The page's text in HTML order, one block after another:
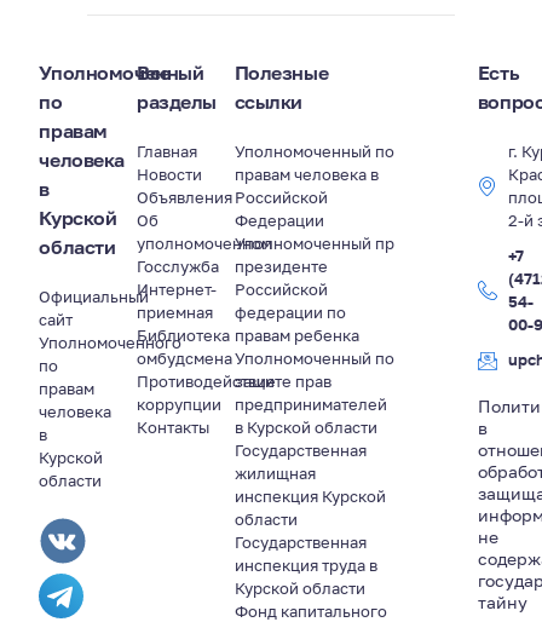
Уполномоченный
по
правам
человека
в
Курской
области
Официальный
сайт
Уполномоченного
по
правам
человека
в
Курской
области
Все
разделы
Главная
Новости
Объявления
Об
уполномоченном
Госслужба
Интернет-
приемная
Библиотека
омбудсмена
Противодействие
коррупции
Контакты
Полезные
ссылки
Уполномоченный по
правам человека в
Российской
Федерации
Уполномоченный пр
президенте
Российской
федерации по
правам ребенка
Уполномоченный по
защите прав
предпринимателей
в Курской области
Государственная
жилищная
инспекция Курской
области
Государственная
инспекция труда в
Курской области
Фонд капитального
Есть
г.
2-й
+7
54-
00-
в
не
тайну